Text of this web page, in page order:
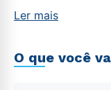
Ler mais
O que você